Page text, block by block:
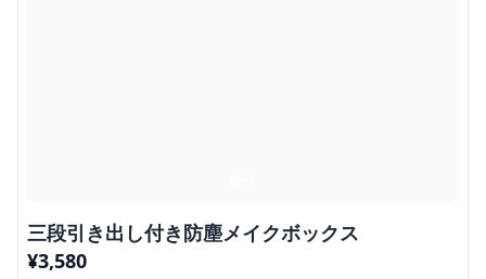
三段引き出し付き防塵メイクボックス
¥3,580